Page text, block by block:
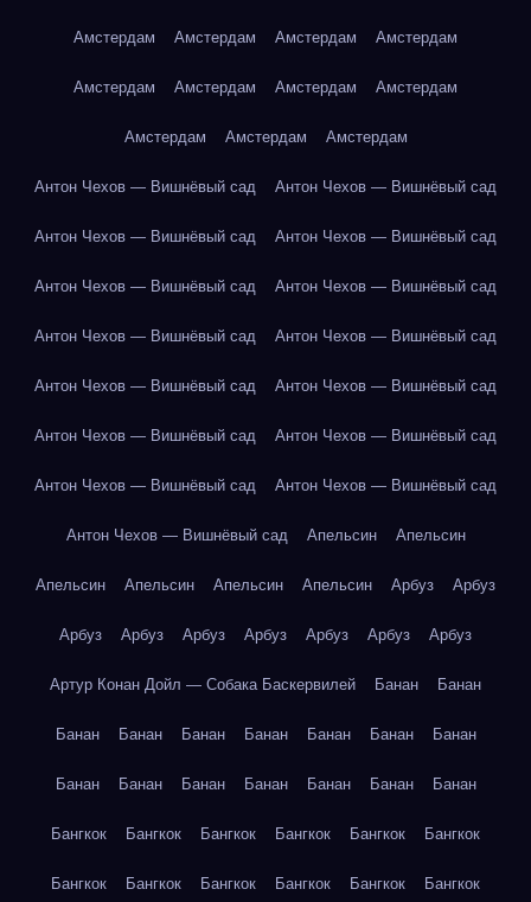
Амстердам Амстердам Амстердам Амстердам
Амстердам Амстердам Амстердам Амстердам
Амстердам Амстердам Амстердам
Антон Чехов — Вишнёвый сад Антон Чехов — Вишнёвый сад
Антон Чехов — Вишнёвый сад Антон Чехов — Вишнёвый сад
Антон Чехов — Вишнёвый сад Антон Чехов — Вишнёвый сад
Антон Чехов — Вишнёвый сад Антон Чехов — Вишнёвый сад
Антон Чехов — Вишнёвый сад Антон Чехов — Вишнёвый сад
Антон Чехов — Вишнёвый сад Антон Чехов — Вишнёвый сад
Антон Чехов — Вишнёвый сад Антон Чехов — Вишнёвый сад
Антон Чехов — Вишнёвый сад Апельсин Апельсин
Апельсин Апельсин Апельсин Апельсин Арбуз Арбуз
Арбуз Арбуз Арбуз Арбуз Арбуз Арбуз Арбуз
Артур Конан Дойл — Собака Баскервилей Банан Банан
Банан Банан Банан Банан Банан Банан Банан
Банан Банан Банан Банан Банан Банан Банан
Бангкок Бангкок Бангкок Бангкок Бангкок Бангкок
Бангкок Бангкок Бангкок Бангкок Бангкок Бангкок